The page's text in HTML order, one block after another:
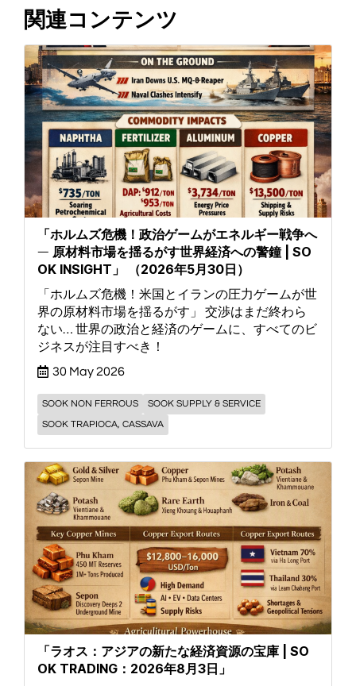
関連コンテンツ
「ホルムズ危機！政治ゲームがエネルギー戦争へ
― 原材料市場を揺るがす世界経済への警鐘 | SO
OK INSIGHT」 （2026年5月30日）
「ホルムズ危機！米国とイランの圧力ゲームが世
界の原材料市場を揺るがす」 交渉はまだ終わら
ない… 世界の政治と経済のゲームに、すべてのビ
ジネスが注目すべき！
30 May 2026
SOOK NON FERROUS
SOOK SUPPLY & SERVICE
SOOK TRAPIOCA, CASSAVA
「ラオス：アジアの新たな経済資源の宝庫 | SO
OK TRADING：2026年8月3日」